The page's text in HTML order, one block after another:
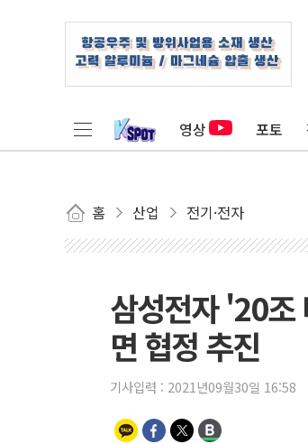
영상 포토
홈 산업 전기·전자
삼성전자 '20조
면 협정 추진
기사입력 : 2021년09월30일 16:58